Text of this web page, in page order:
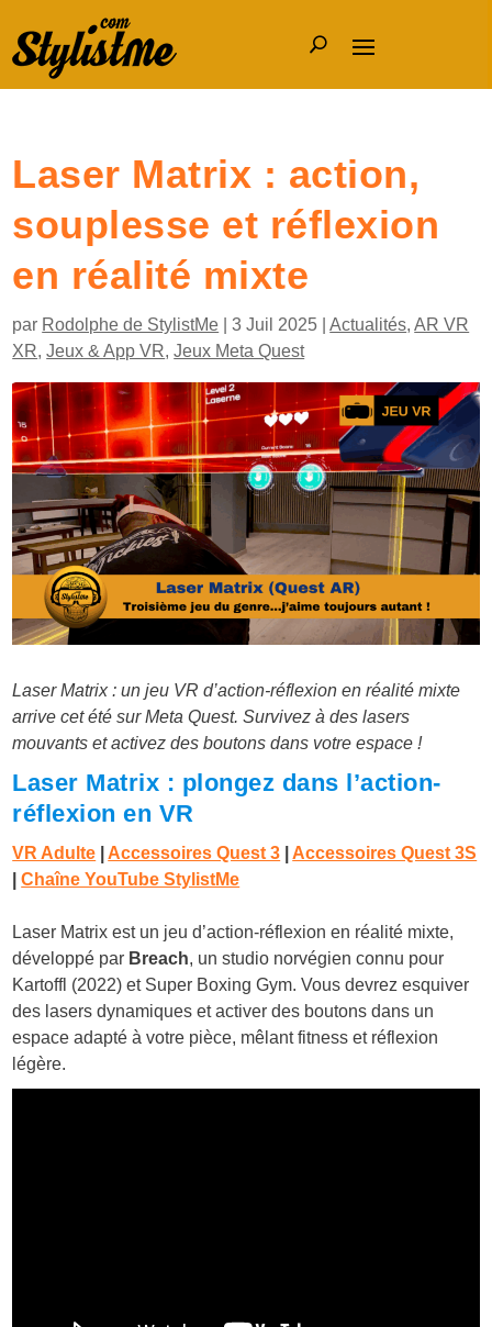
Laser Matrix : action,
souplesse et réflexion
en réalité mixte
par Rodolphe de StylistMe |3 Juil 2025 |Actualités,AR VR
XR,Jeux & App VR,Jeux Meta Quest
Laser Matrix : un jeu VR d’action-réflexion en réalité mixte
arrive cet été sur Meta Quest. Survivez à des lasers
mouvants et activez des boutons dans votre espace !
Laser Matrix : plongez dans l’action-
réflexion en VR
VR Adulte Accessoires Quest 3
Accessoires Quest 3S
|Chaîne YouTube StylistMe
Laser Matrix est un jeu d’action-réflexion en réalité mixte,
développé par Breach, un studio norvégien connu pour
Kartoffl (2022) et Super Boxing Gym. Vous devrez esquiver
des lasers dynamiques et activer des boutons dans un
espace adapté à votre pièce, mêlant fitness et réflexion
légère.